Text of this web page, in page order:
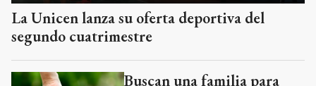
La Unicen lanza su oferta deportiva del
segundo cuatrimestre
Buscan una familia para